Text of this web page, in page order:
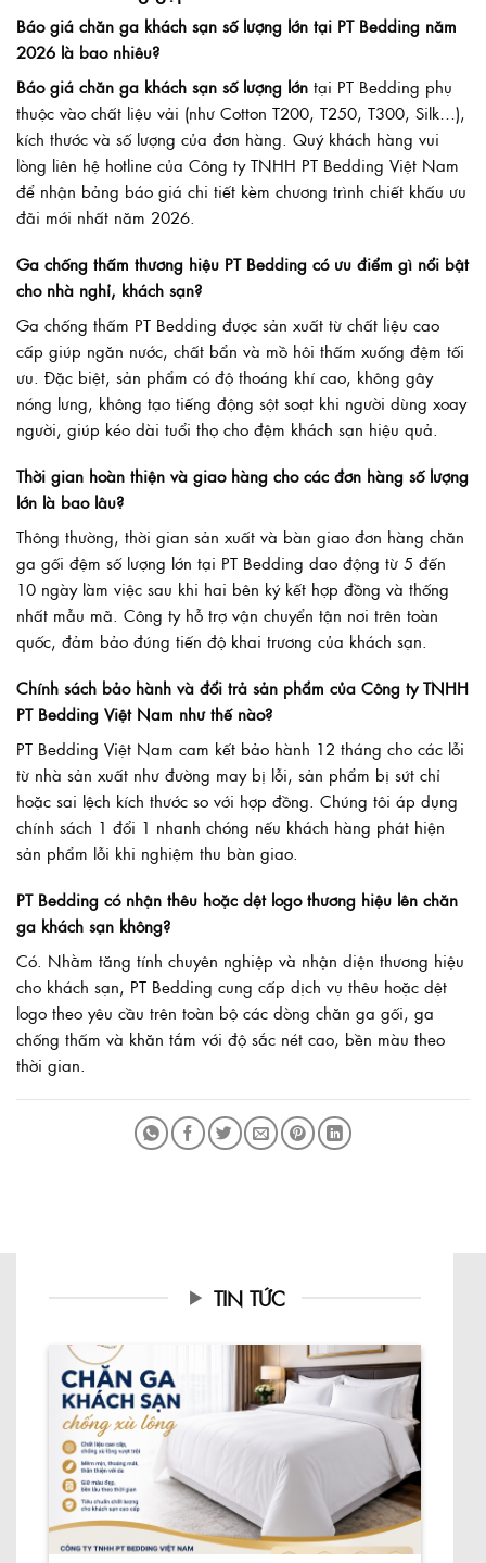
Báo giá chăn ga khách sạn số lượng lớn tại PT Bedding năm
2026 là bao nhiêu?
Báo giá chăn ga khách sạn số lượng lớn tại PT Bedding phụ
thuộc vào chất liệu vải (như Cotton T200, T250, T300, Silk…),
kích thước và số lượng của đơn hàng. Quý khách hàng vui
lòng liên hệ hotline của Công ty TNHH PT Bedding Việt Nam
để nhận bảng báo giá chi tiết kèm chương trình chiết khấu ưu
đãi mới nhất năm 2026.
Ga chống thấm thương hiệu PT Bedding có ưu điểm gì nổi bật
cho nhà nghỉ, khách sạn?
Ga chống thấm PT Bedding được sản xuất từ chất liệu cao
cấp giúp ngăn nước, chất bẩn và mồ hôi thấm xuống đệm tối
ưu. Đặc biệt, sản phẩm có độ thoáng khí cao, không gây
nóng lưng, không tạo tiếng động sột soạt khi người dùng xoay
người, giúp kéo dài tuổi thọ cho đệm khách sạn hiệu quả.
Thời gian hoàn thiện và giao hàng cho các đơn hàng số lượng
lớn là bao lâu?
Thông thường, thời gian sản xuất và bàn giao đơn hàng chăn
ga gối đệm số lượng lớn tại PT Bedding dao động từ 5 đến
10 ngày làm việc sau khi hai bên ký kết hợp đồng và thống
nhất mẫu mã. Công ty hỗ trợ vận chuyển tận nơi trên toàn
quốc, đảm bảo đúng tiến độ khai trương của khách sạn.
Chính sách bảo hành và đổi trả sản phẩm của Công ty TNHH
PT Bedding Việt Nam như thế nào?
PT Bedding Việt Nam cam kết bảo hành 12 tháng cho các lỗi
từ nhà sản xuất như đường may bị lỗi, sản phẩm bị sứt chỉ
hoặc sai lệch kích thước so với hợp đồng. Chúng tôi áp dụng
chính sách 1 đổi 1 nhanh chóng nếu khách hàng phát hiện
sản phẩm lỗi khi nghiệm thu bàn giao.
PT Bedding có nhận thêu hoặc dệt logo thương hiệu lên chăn
ga khách sạn không?
Có. Nhằm tăng tính chuyên nghiệp và nhận diện thương hiệu
cho khách sạn, PT Bedding cung cấp dịch vụ thêu hoặc dệt
logo theo yêu cầu trên toàn bộ các dòng chăn ga gối, ga
chống thấm và khăn tắm với độ sắc nét cao, bền màu theo
thời gian.
TIN TỨC